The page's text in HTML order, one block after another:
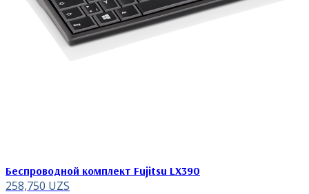
Беспроводной комплект Fujitsu LX390
258,750 UZS